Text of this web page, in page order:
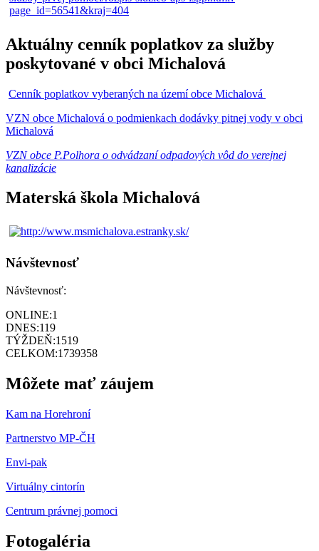
Aktuálny cenník poplatkov za služby
poskytované v obci Michalová
Cenník poplatkov vyberaných na území obce Michalová
VZN obce Michalová o podmienkach dodávky pitnej vody v obci
Michalová
VZN obce P.Polhora o odvádzaní odpadových vôd do verejnej
kanalizácie
Materská škola Michalová
Návštevnosť
Návštevnosť:
ONLINE:1
DNES:119
TÝŽDEŇ:1519
CELKOM:1739358
Môžete mať záujem
Kam na Horehroní
Partnerstvo MP-ČH
Envi-pak
Virtuálny cintorín
Centrum právnej pomoci
Fotogaléria